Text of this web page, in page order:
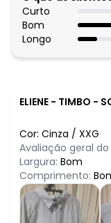
Curto
Bom
Longo
ELIENE - TIMBO -
Cor: Cinza / XXG
Avaliação geral
Largura: Bom
Comprimento: